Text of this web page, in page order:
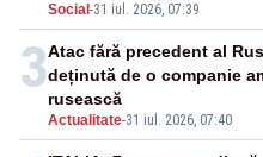
Social -31 iul. 2026, 07:39
3
Actualitate-31 iul. 2026, 07:40
Atac fără precedent al
deținută de o companie
rusească